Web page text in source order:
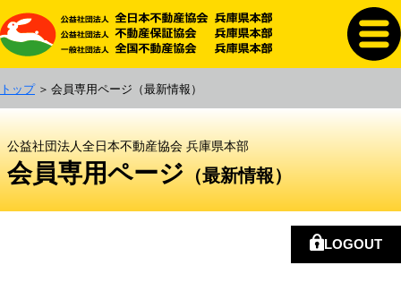
トップ 会員専用ページ （最新情報）
公益社団法人全日本不動産協会 兵庫県本部
会員専用ページ （最新情報）
LOGOUT